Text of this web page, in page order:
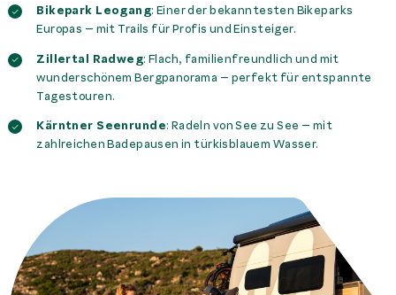
Bikepark Leogang: Einer der bekanntesten Bikeparks
Europas – mit Trails für Profis und Einsteiger.
Zillertal Radweg: Flach, familienfreundlich und mit
wunderschönem Bergpanorama – perfekt für entspannte
Tagestouren.
Kärntner Seenrunde: Radeln von See zu See – mit
zahlreichen Badepausen in türkisblauem Wasser.